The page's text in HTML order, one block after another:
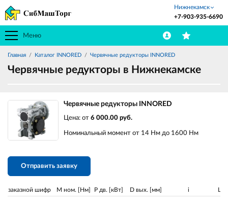
Меню
Нижнекамск
+7-903-935-6690
Главная Каталог INNORED Червячные редукторы INNORED
Червячные редукторы в Нижнекамске
Червячные редукторы INNORED
Цена: от 6 000.00 руб.
Номинальный момент от 14 Нм до 1600 Нм
Отправить заявку
заказной шифр М ном. [Нм] P дв. [кВт] D вых. [мм] i